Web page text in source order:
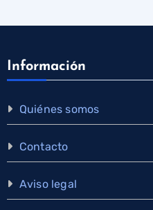
Información
Quiénes somos
Contacto
Aviso legal